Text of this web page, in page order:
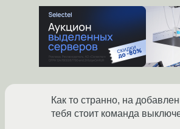
Как то странно, на
тебя стоит команда